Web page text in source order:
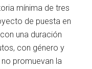
mínima de tres
de puesta en
una duración
con género y
promuevan la